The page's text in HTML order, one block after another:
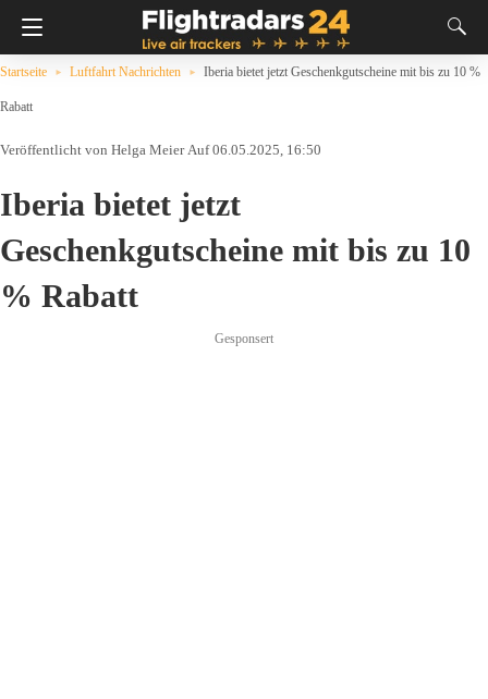
Startseite Luftfahrt Nachrichten Iberia bietet jetzt Geschenkgutscheine mit bis zu 10 %
Rabatt
Helga Meier Auf 06.05.2025, 16:50
Iberia bietet jetzt
Geschenkgutscheine mit bis zu 10
% Rabatt
Gesponsert